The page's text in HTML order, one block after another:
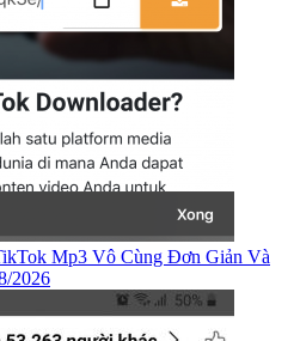
Mp3 Vô Cùng Đơn Giản Và
2026